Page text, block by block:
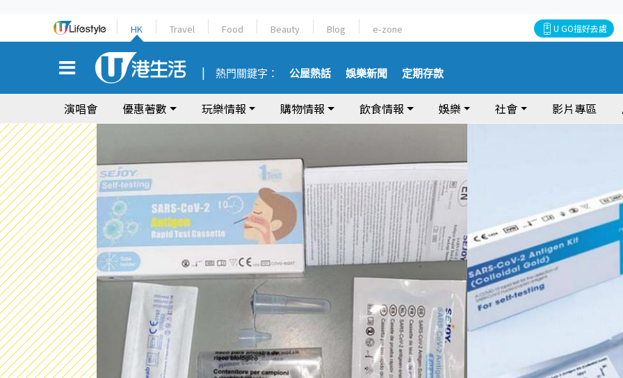
HK Travel Food Beauty Blog e-zone U GO搵好去處
熱門關鍵字： 公屋熱話 娛樂新聞 定期存款
演唱會 優惠著數 玩樂情報 購物情報 飲食情報 娛樂 社會 影片專區